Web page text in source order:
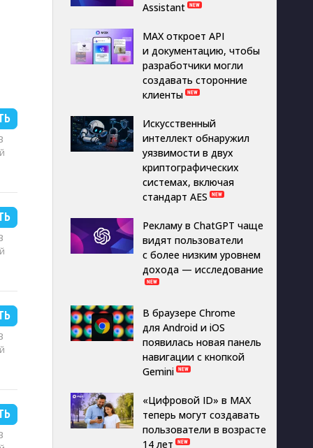
Assistant
MAX откроет API
и документацию, чтобы
разработчики могли
создавать сторонние
клиенты
Искусственный
интеллект обнаружил
уязвимости в двух
криптографических
системах, включая
стандарт AES
Рекламу в ChatGPT чаще
видят пользователи
с более низким уровнем
дохода — исследование
В браузере Chrome
для Android и iOS
появилась новая панель
навигации с кнопкой
Gemini
«Цифровой ID» в MAX
теперь могут создавать
пользователи в возрасте
14 лет